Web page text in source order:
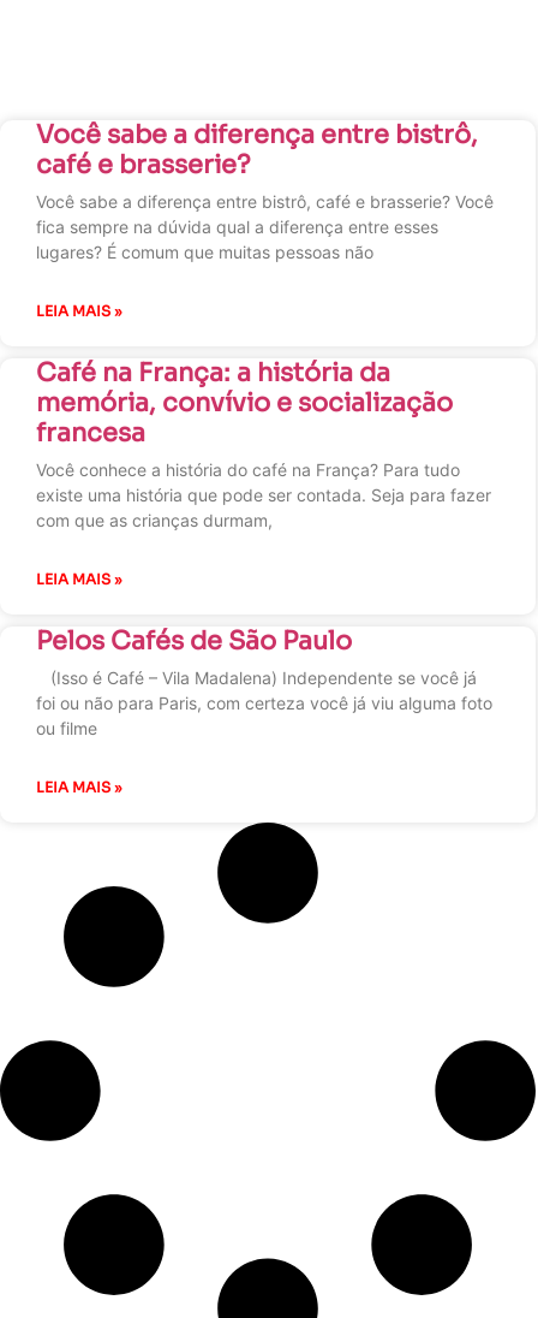
Você sabe a diferença entre bistrô,
café e brasserie?
Você sabe a diferença entre bistrô, café e brasserie? Você
fica sempre na dúvida qual a diferença entre esses
lugares? É comum que muitas pessoas não
LEIA MAIS »
Café na França: a história da
memória, convívio e socialização
francesa
Você conhece a história do café na França? Para tudo
existe uma história que pode ser contada. Seja para fazer
com que as crianças durmam,
LEIA MAIS »
Pelos Cafés de São Paulo
(Isso é Café – Vila Madalena) Independente se você já
foi ou não para Paris, com certeza você já viu alguma foto
ou filme
LEIA MAIS »